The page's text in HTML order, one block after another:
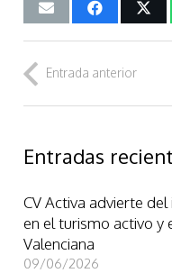
Entrada anterior
Entradas
CV Activa advierte
en el turismo activo y
Valenciana
09/06/2026